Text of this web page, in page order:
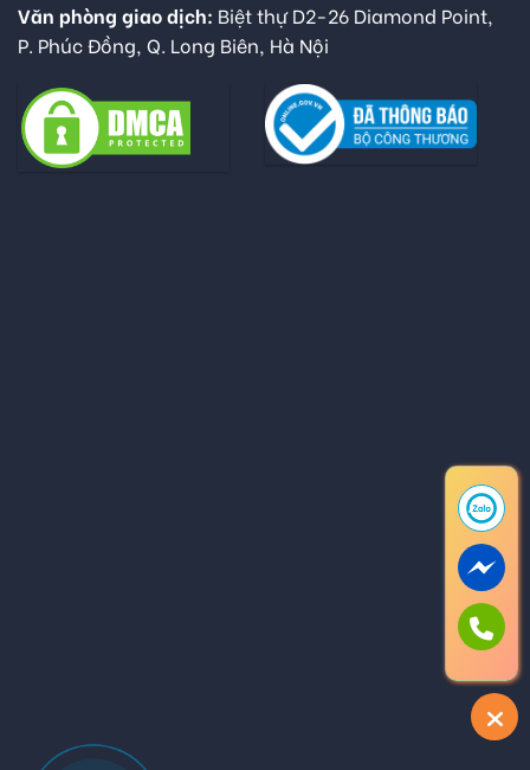
Văn phòng giao dịch: Biệt thự D2-26 Diamond Point,
P. Phúc Đồng, Q. Long Biên, Hà Nội